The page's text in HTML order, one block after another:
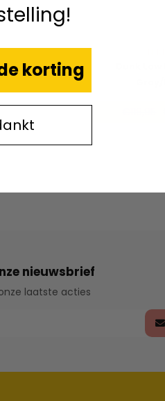
nieuwsbrief
laatste acties
korting